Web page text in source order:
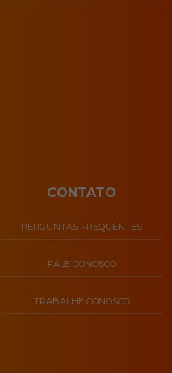
CONTATO
PERGUNTAS FREQUENTES
FALE CONOSCO
TRABALHE CONOSCO